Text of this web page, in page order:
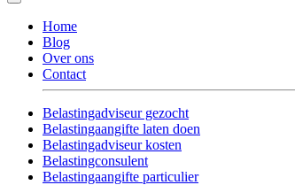
Home
Blog
Over ons
Contact
Belastingadviseur gezocht
Belastingaangifte laten doen
Belastingadviseur kosten
Belastingconsulent
Belastingaangifte particulier